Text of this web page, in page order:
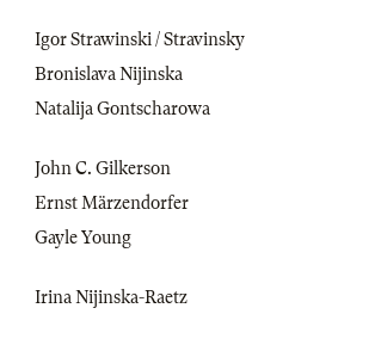
Igor Strawinski / Stravinsky
Bronislava Nijinska
Natalija Gontscharowa
John C. Gilkerson
Ernst Märzendorfer
Gayle Young
Irina Nijinska-Raetz